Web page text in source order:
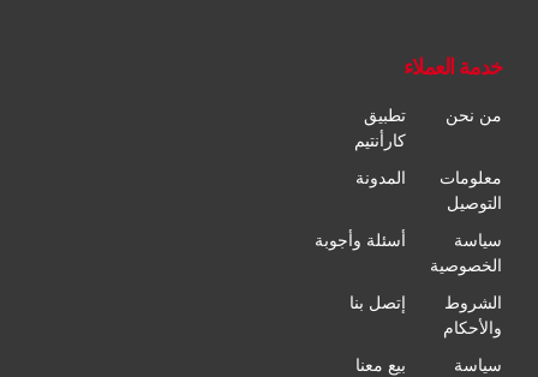
خدمة العملاء
من نحن
تطبيق
كارأنتيم
معلومات
التوصيل
المدونة
سياسة
الخصوصية
أسئلة وأجوبة
الشروط
والأحكام
إتصل بنا
سياسة بيع معنا